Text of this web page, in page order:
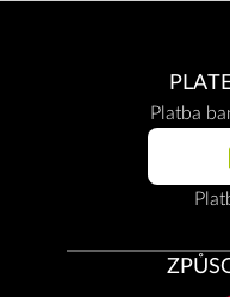
Platba